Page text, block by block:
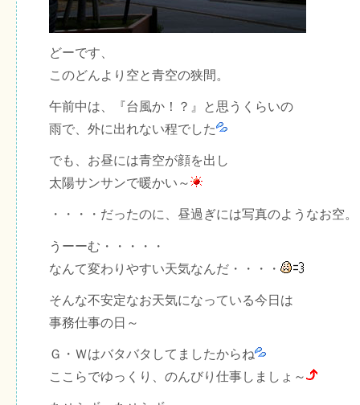
どーです、
このどんより空と青空の狭間。
午前中は、『台風か！？』と思うくらいの
雨で、外に出れない程でした
でも、お昼には青空が顔を出し
太陽サンサンで暖かい～
・・・・だったのに、昼過ぎには写真のようなお空。
うーーむ・・・・・
なんて変わりやすい天気なんだ・・・・
そんな不安定なお天気になっている今日は
事務仕事の日～
Ｇ・Ｗはバタバタしてましたからね
ここらでゆっくり、のんびり仕事しましょ～